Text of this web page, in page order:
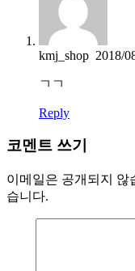
kmj_shop 2018/
ㄱㄱ
Reply
코멘트 쓰기
이메일은 공개되지 않
습니다.